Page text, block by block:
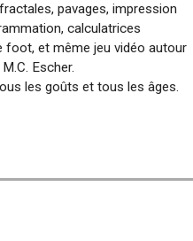
pavages, impression
calculatrices
foot, et même jeu vidéo autour
Escher.
les goûts et tous les âges.